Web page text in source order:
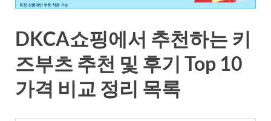
DKCA쇼핑에서 추천하는 키
즈부츠 추천 및 후기 Top 10
가격 비교 정리 목록